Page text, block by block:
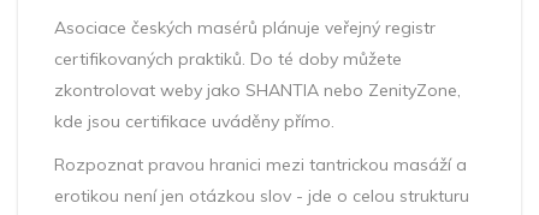
Asociace českých masérů plánuje veřejný registr
certifikovaných praktiků. Do té doby můžete
zkontrolovat weby jako SHANTIA nebo ZenityZone,
kde jsou certifikace uváděny přímo.
Rozpoznat pravou hranici mezi tantrickou masáží a
erotikou není jen otázkou slov - jde o celou strukturu